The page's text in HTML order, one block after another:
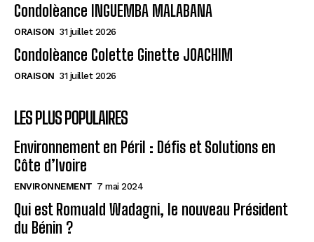
Condolèance INGUEMBA MALABANA
ORAISON 31 juillet 2026
Condolèance Colette Ginette JOACHIM
ORAISON 31 juillet 2026
LES PLUS POPULAIRES
Environnement en Péril : Défis et Solutions en
Côte d’Ivoire
ENVIRONNEMENT 7 mai 2024
Qui est Romuald Wadagni, le nouveau Président
du Bénin ?